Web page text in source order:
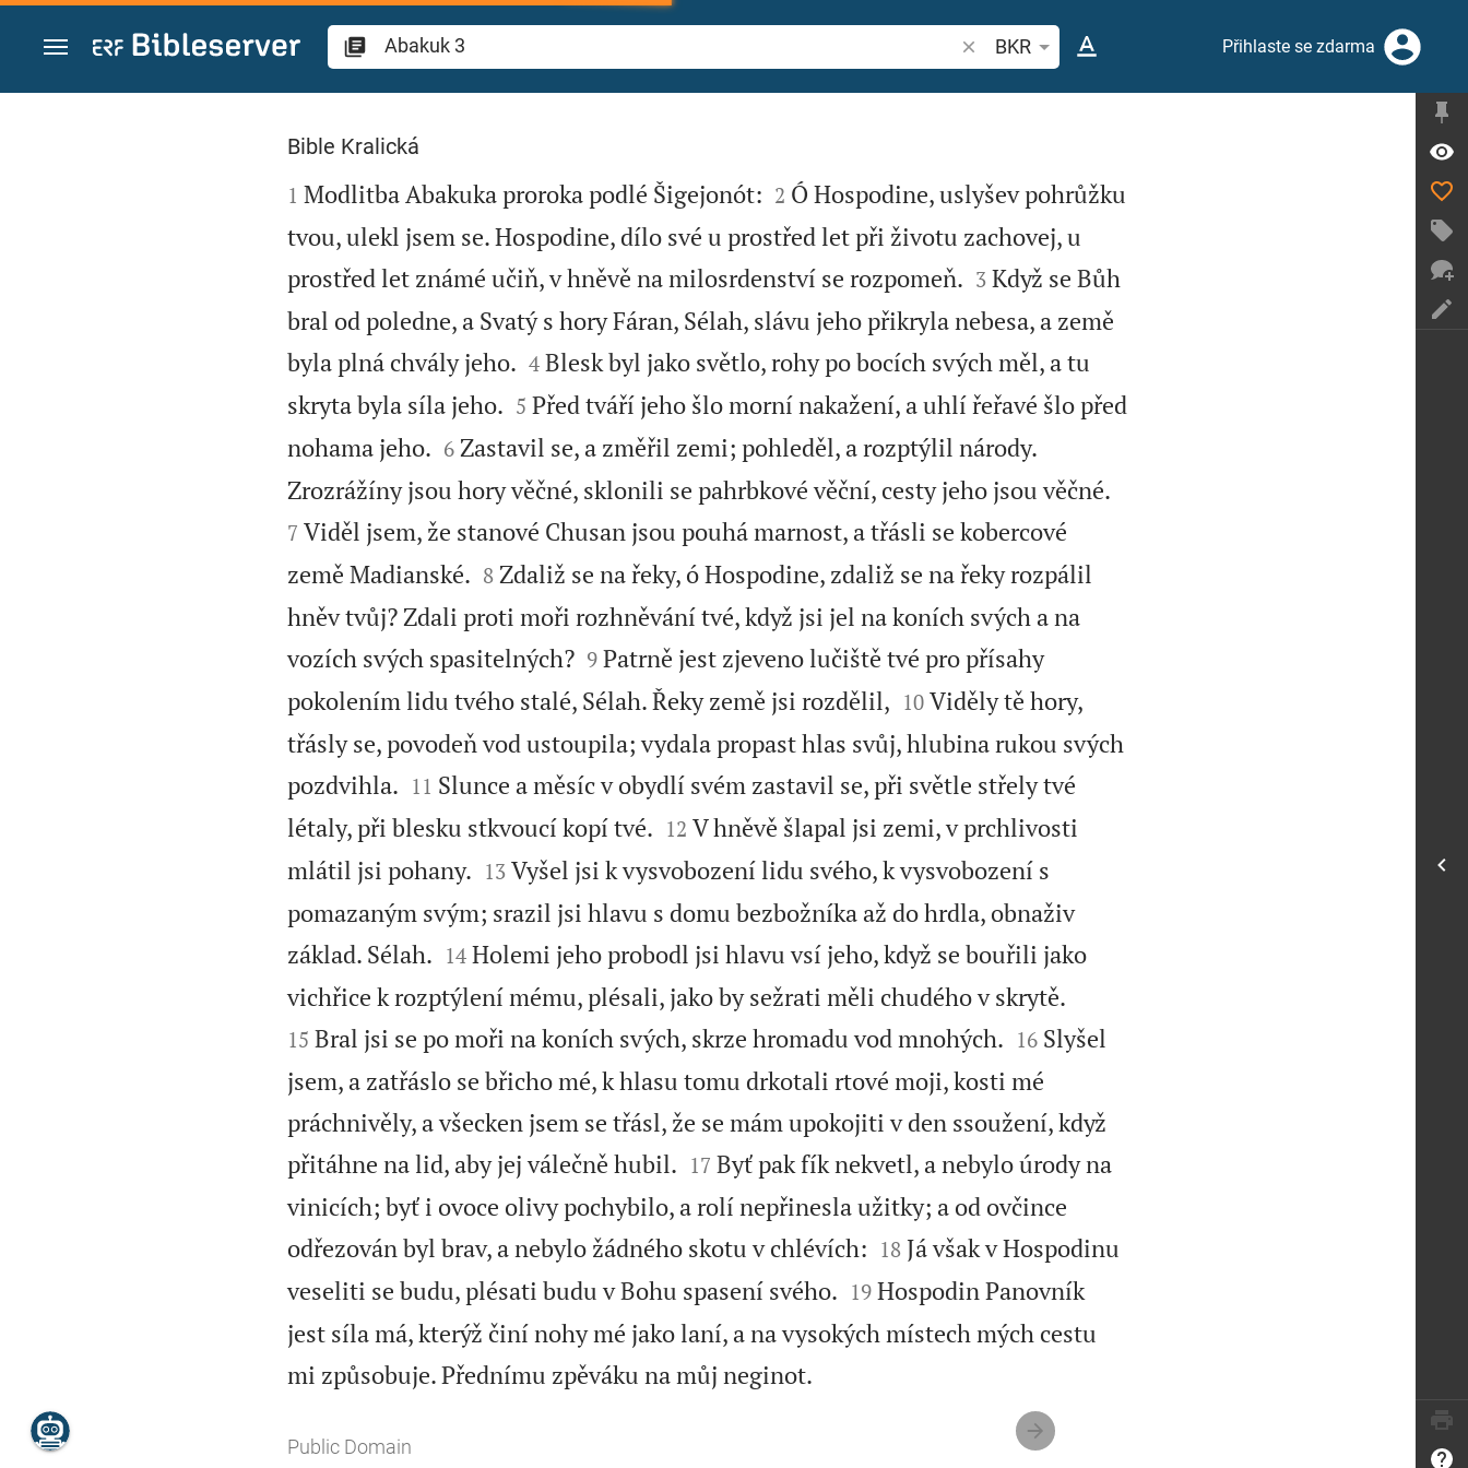
Přejít na obsah
Vyhledat biblický verš nebo slovo
BKR Přihlaste se zdarma
Abakuk 3
Bible Kralická

1 Modlitba Abakuka proroka podlé Šigejonót:
2 Ó Hospodine, uslyšev pohrůžku
tvou, ulekl jsem se. Hospodine, dílo své u prostřed let při životu zachovej, u
prostřed let známé učiň, v hněvě na milosrdenství se rozpomeň.
3 Když se Bůh
bral od poledne, a Svatý s hory Fáran, Sélah, slávu jeho přikryla nebesa, a země
byla plná chvály jeho.
4 Blesk byl jako světlo, rohy po bocích svých měl, a tu
skryta byla síla jeho.
5 Před tváří jeho šlo morní nakažení, a uhlí řeřavé šlo před
nohama jeho.
6 Zastavil se, a změřil zemi; pohleděl, a rozptýlil národy.
Zrozrážíny jsou hory věčné, sklonili se pahrbkové věční, cesty jeho jsou věčné.
7 Viděl jsem, že stanové Chusan jsou pouhá marnost, a třásli se kobercové
země Madianské.
8 Zdaliž se na řeky, ó Hospodine, zdaliž se na řeky rozpálil
hněv tvůj? Zdali proti moři rozhněvání tvé, když jsi jel na koních svých a na
vozích svých spasitelných?
9 Patrně jest zjeveno lučiště tvé pro přísahy
pokolením lidu tvého stalé, Sélah. Řeky země jsi rozdělil,
10 Viděly tě hory,
třásly se, povodeň vod ustoupila; vydala propast hlas svůj, hlubina rukou svých
pozdvihla.
11 Slunce a měsíc v obydlí svém zastavil se, při světle střely tvé
létaly, při blesku stkvoucí kopí tvé.
12 V hněvě šlapal jsi zemi, v prchlivosti
mlátil jsi pohany.
13 Vyšel jsi k vysvobození lidu svého, k vysvobození s
pomazaným svým; srazil jsi hlavu s domu bezbožníka až do hrdla, obnaživ
základ. Sélah.
14 Holemi jeho probodl jsi hlavu vsí jeho, když se bouřili jako
vichřice k rozptýlení mému, plésali, jako by sežrati měli chudého v skrytě.
15 Bral jsi se po moři na koních svých, skrze hromadu vod mnohých.
16 Slyšel
jsem, a zatřáslo se břicho mé, k hlasu tomu drkotali rtové moji, kosti mé
práchnivěly, a všecken jsem se třásl, že se mám upokojiti v den ssoužení, když
přitáhne na lid, aby jej válečně hubil.
17 Byť pak fík nekvetl, a nebylo úrody na
vinicích; byť i ovoce olivy pochybilo, a rolí nepřinesla užitky; a od ovčince
odřezován byl brav, a nebylo žádného skotu v chlévích:
18 Já však v Hospodinu
veseliti se budu, plésati budu v Bohu spasení svého.
19 Hospodin Panovník
jest síla má, kterýž činí nohy mé jako laní, a na vysokých místech mých cestu
mi způsobuje. Přednímu zpěváku na můj neginot.
Public Domain